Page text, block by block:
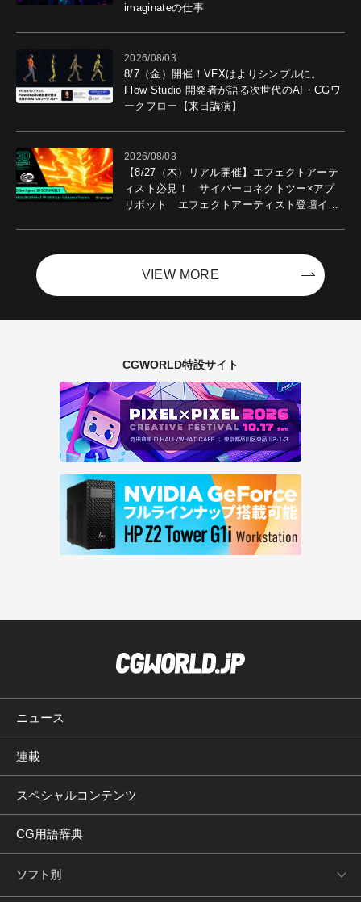
imaginateの仕事
2026/08/03
8/7（金）開催！VFXはよりシンプルに。
Flow Studio 開発者が語る次世代のAI・CGワ
ークフロー【来日講演】
2026/08/03
【8/27（木）リアル開催】エフェクトアーテ
ィスト必見！ サイバーコネクトツー×アプ
リボット エフェクトアーティスト登壇イベ
VIEW MORE
CGWORLD特設サイト
ニュース
連載
スペシャルコンテンツ
CG用語辞典
ソフト別